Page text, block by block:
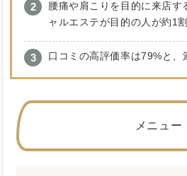
腰痛や肩こりを目的に来店す
ャルエステが目的の人が約1割
口コミの高評価率は79%と、
メニュー